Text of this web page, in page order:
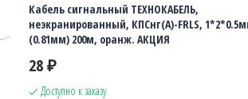
Кабель сигнальный ТЕХНОКАБЕЛЬ,
неэкранированный, КПСнг(А)-FRLS,
(0.81мм) 200м, оранж. АКЦИЯ
28 ₽
Доступно к заказу